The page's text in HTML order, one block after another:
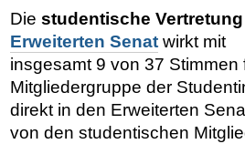
Die studentische
Erweiterten Senatwirkt mit
insgesamt 9 von 37 Stimmen
Mitgliedergruppe der
direkt in den Erweiterten
von den studentischen